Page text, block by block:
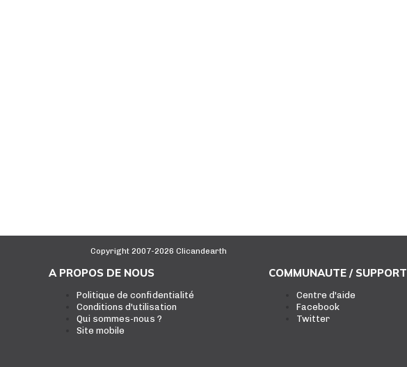
Copyright 2007-2026 Clicandearth
A PROPOS DE NOUS
Politique de confidentialité
Conditions d'utilisation
Qui sommes-nous ?
Site mobile
COMMUNAUTE / SUPPORT
Centre d'aide
Facebook
Twitter